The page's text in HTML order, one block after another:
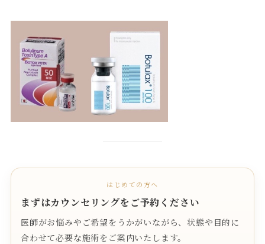
はじめての方へ
まずはカウンセリングをご予約ください
医師がお悩みやご希望をうかがいながら、状態や目的に
合わせて必要な施術をご案内いたします。